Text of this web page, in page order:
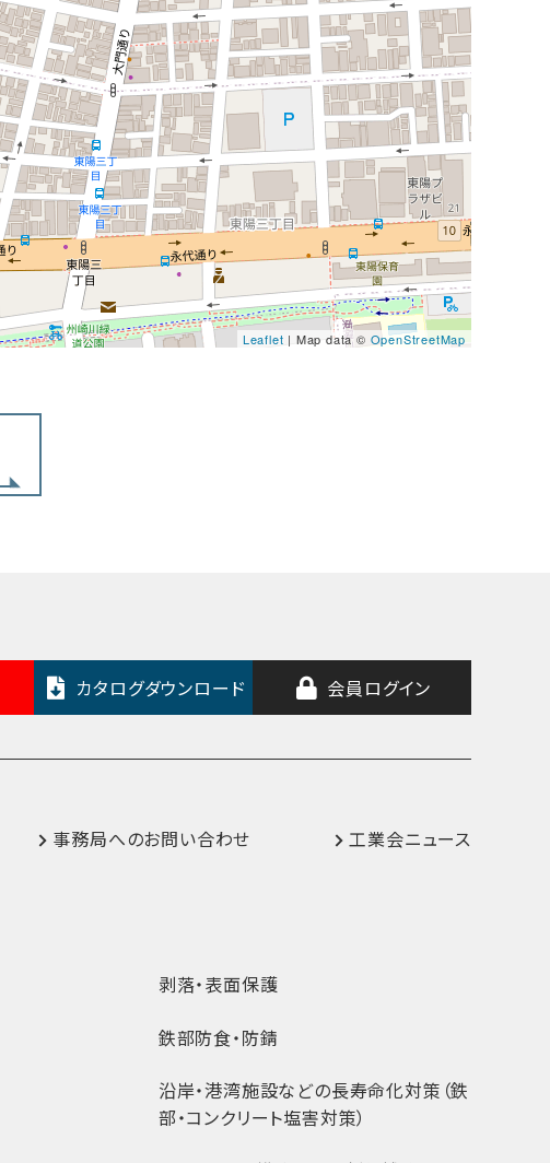
Leaflet | Map data © OpenStreetMap
カタログダウンロード 会員ログイン
事務局へのお問い合わせ 工業会ニュース
剥落・表面保護
鉄部防食・防錆
沿岸・港湾施設などの長寿命化対策（鉄
部・コンクリート塩害対策）